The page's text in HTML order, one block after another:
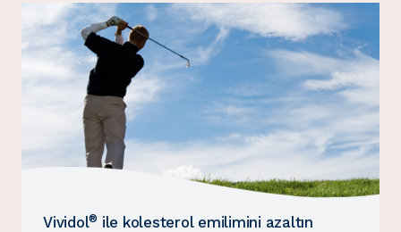
Vividol® ile kolesterol emilimini azaltın